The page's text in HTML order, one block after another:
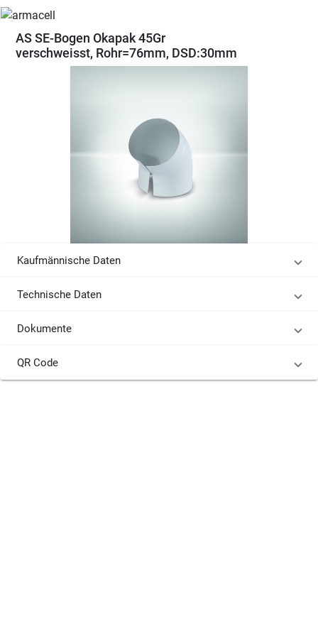
AS SE-Bogen Okapak 45Gr
verschweisst, Rohr=76mm, DSD:30mm
Kaufmännische Daten
Technische Daten
Dokumente
QR Code